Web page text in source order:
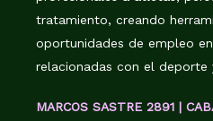
tratamiento, creando
oportunidades de empleo
relacionadas con el deporte
MARCOS SASTRE 2891 |